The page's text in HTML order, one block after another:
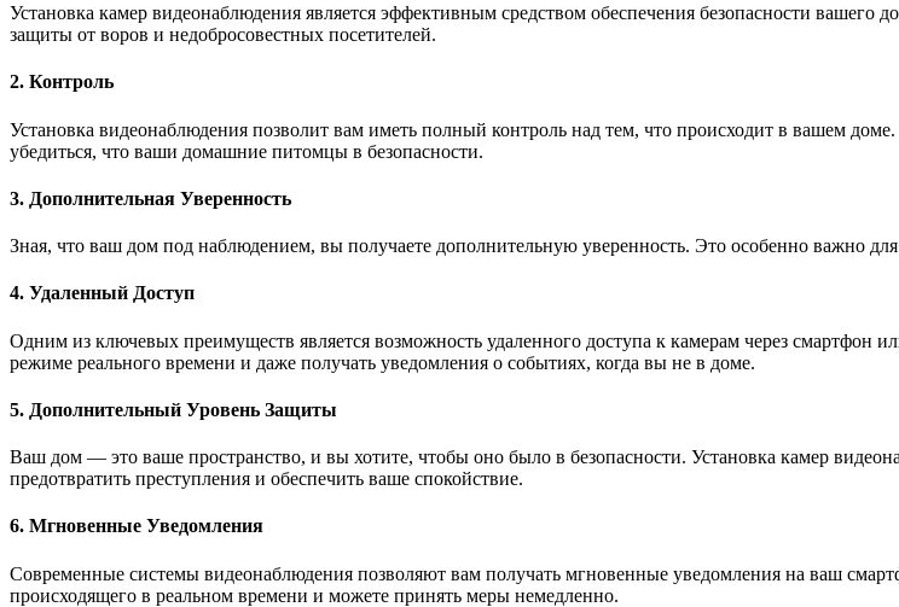
Установка камер видеонаблюдения является эффективным средством обеспечения безопасности
защиты от воров и недобросовестных посетителей.
2. Контроль
Установка видеонаблюдения позволит вам иметь полный контроль над тем, что происходит в вашем
убедиться, что ваши домашние питомцы в безопасности.
3. Дополнительная Уверенность
Зная, что ваш дом под наблюдением, вы получаете дополнительную уверенность. Это особенно важно
4. Удаленный Доступ
Одним из ключевых преимуществ является возможность удаленного доступа к камерам через смартфон
режиме реального времени и даже получать уведомления о событиях, когда вы не в доме.
5. Дополнительный Уровень Защиты
Ваш дом — это ваше пространство, и вы хотите, чтобы оно было в безопасности. Установка камер
предотвратить преступления и обеспечить ваше спокойствие.
6. Мгновенные Уведомления
Современные системы видеонаблюдения позволяют вам получать мгновенные уведомления на ваш
происходящего в реальном времени и можете принять меры немедленно.